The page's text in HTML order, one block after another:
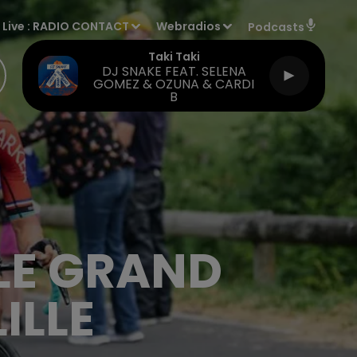
Live : RADIO CONTACT Webradios
Podcasts
Taki Taki
DJ SNAKE FEAT. SELENA
GOMEZ & OZUNA & CARDI
B
GRAND